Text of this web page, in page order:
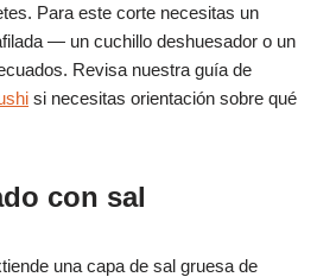
Para este corte necesitas un
— un cuchillo deshuesador o un
Revisa nuestra guía de
si necesitas orientación sobre qué
con sal
una capa de sal gruesa de